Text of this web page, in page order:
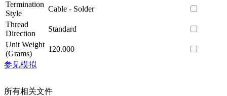
Termination
Style
Cable - Solder
Thread
Direction
Standard
Unit Weight
(Grams)
120.000
参见模拟
所有相关文件